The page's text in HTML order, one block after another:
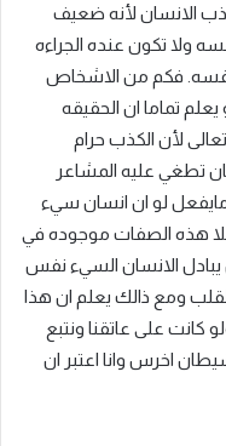
الانسان لأنه ضعيف
ولا تكون عنده الجراءه
نفسه. فكم من الاشخاص
تماما ان الحقيقه
لأن الكذب حرام
تطغي عليه المشاعر
لو ان انسان سيء
هذه الصفات موجوده في
يبادل الانسان السيء نفس
ومع ذالك يعلم ان هذا
كانت على عاتقنا ونتبع
اخرس وانا اعتبر ان